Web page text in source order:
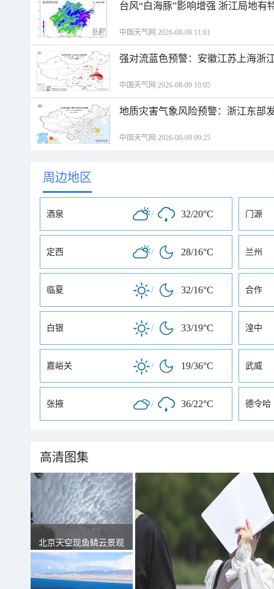
台风“白海豚”影响增强 浙江局地有
中国天气网 2026-08-09 11:01
强对流蓝色预警：安徽江苏上海浙
中国天气网 2026-08-09 10:05
地质灾害气象风险预警：浙江东部
中国天气网 2026-08-09 09:25
周边地区
酒泉 / 32/20°C 门源
定西 / 28/16°C 兰州
临夏 / 32/16°C 合作
白银 / 33/19°C 湟中
嘉峪关 / 19/36°C 武威
张掖 / 36/22°C 德令哈
高清图集
北京天空现鱼鳞云景观